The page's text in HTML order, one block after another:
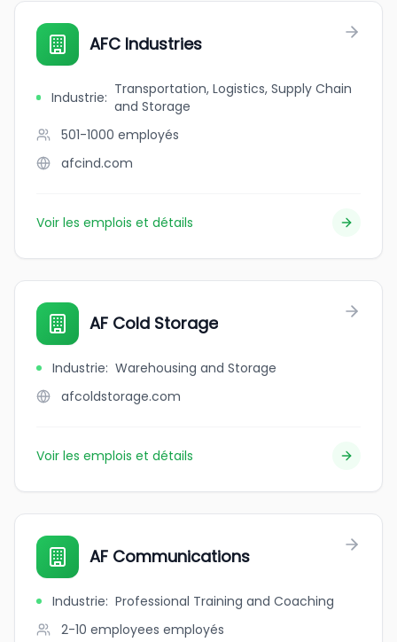
AFC Industries
Industrie: Transportation, Logistics, Supply Chain
and Storage
501-1000 employés
afcind.com
Voir les emplois et détails
AF Cold Storage
Industrie: Warehousing and Storage
afcoldstorage.com
Voir les emplois et détails
AF Communications
Industrie: Professional Training and Coaching
2-10 employees employés